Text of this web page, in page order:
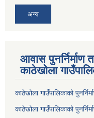
अन्य
आवास पुनर्निर्माण
काठेखोला
काठेखोला गाउँपालिकाको
काठेखोला गाउँपालिकाको